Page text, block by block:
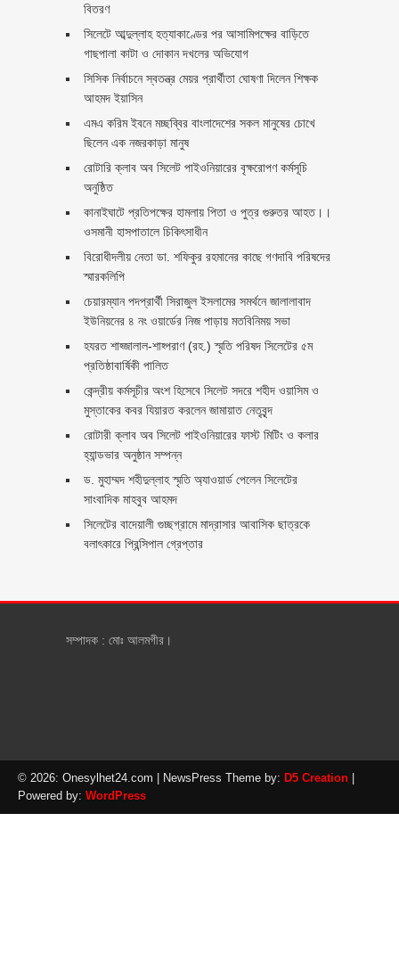
বিতরণ ‎ ‎
সিলেটে আব্দুল্লাহ হত্যাকাণ্ডের পর আসামিপক্ষের বাড়িতে
গাছপালা কাটা ও দোকান দখলের অভিযোগ
সিসিক নির্বাচনে স্বতন্ত্র মেয়র প্রার্থীতা ঘোষণা দিলেন শিক্ষক
আহমদ ইয়াসিন
এমএ করিম ইবনে মচ্ছব্বির বাংলাদেশের সকল মানুষের চোখে
ছিলেন এক নজরকাড়া মানুষ ‎
রোটারি ক্লাব অব সিলেট পাইওনিয়ারের বৃক্ষরোপণ কর্মসূচি
অনুষ্ঠিত
কানাইঘাটে প্রতিপক্ষের হামলায় পিতা ও পুত্র গুরুতর আহত।।
ওসমানী হাসপাতালে চিকিৎসাধীন
বিরোধীদলীয় নেতা ডা. শফিকুর রহমানের কাছে গণদাবি পরিষদের
স্মারকলিপি ‎
চেয়ারম্যান পদপ্রার্থী সিরাজুল ইসলামের সমর্থনে জালালাবাদ
ইউনিয়নের ৪ নং ওয়ার্ডের নিজ পাড়ায় মতবিনিময় সভা
হযরত শাহ্জালাল-শাহ্পরাণ (রহ.) স্মৃতি পরিষদ সিলেটের ৫ম
প্রতিষ্ঠাবার্ষিকী পালিত ‎​
কেন্দ্রীয় কর্মসূচীর অংশ হিসেবে সিলেট সদরে শহীদ ওয়াসিম ও
মুস্তাকের কবর যিয়ারত করলেন জামায়াত নেতৃবৃন্দ ‎
রোটারী ক্লাব অব সিলেট পাইওনিয়ারের ফাস্ট মিটিং ও কলার
হ্যান্ডভার অনুষ্ঠান সম্পন্ন
ড. মুহাম্মদ শহীদুল্লাহ স্মৃতি অ্যাওয়ার্ড পেলেন সিলেটের
সাংবাদিক মাহবুব আহমদ
সিলেটের বাদেয়ালী গুচ্ছগ্রামে মাদ্রাসার আবাসিক ছাত্রকে
বলাৎকারে প্রিন্সিপাল গ্রেপ্তার ‎
সম্পাদক : মোঃ আলমগীর।
© 2026: Onesylhet24.com | NewsPress Theme by: D5 Creation
Powered by: WordPress